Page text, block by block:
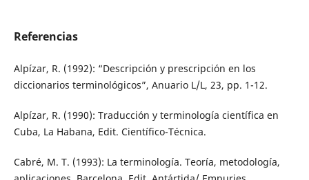
Referencias
Alpízar, R. (1992): “Descripción y prescripción en los
diccionarios terminológicos”, Anuario L/L, 23, pp. 1-12.
Alpízar, R. (1990): Traducción y terminología científica en
Cuba, La Habana, Edit. Científico-Técnica.
Cabré, M. T. (1993): La terminología. Teoría, metodología,